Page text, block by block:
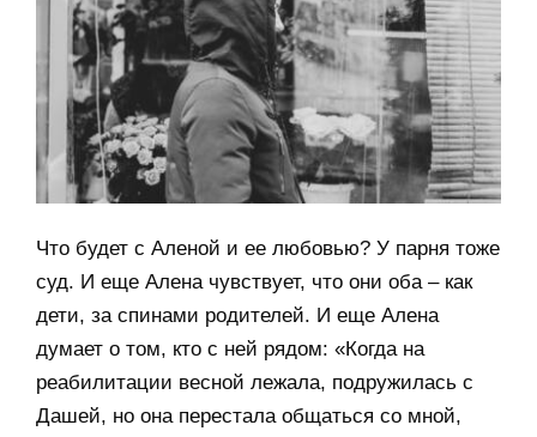
Что будет с Аленой и ее любовью? У парня тоже
суд. И еще Алена чувствует, что они оба – как
дети, за спинами родителей. И еще Алена
думает о том, кто с ней рядом: «Когда на
реабилитации весной лежала, подружилась с
Дашей, но она перестала общаться со мной,